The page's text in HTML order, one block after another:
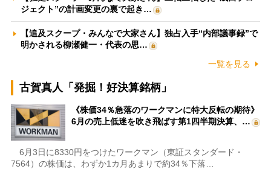
ジェクト”の計画変更の裏で起き…
【追及スクープ・みんなで大家さん】独占入手“内部議事録”で
明かされる柳瀬健一・代表の思…
一覧を見る
古賀真人「発掘！好決算銘柄」
《株価34％急落のワークマンに特大反転の期待》
6月の売上低迷を吹き飛ばす第1四半期決算、…
6月3日に8330円をつけたワークマン（東証スタンダード・
7564）の株価は、わずか1カ月あまりで約34％下落…